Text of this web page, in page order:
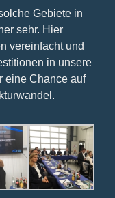
Gebiete in
sehr. Hier
vereinfacht und
in unsere
eine Chance auf